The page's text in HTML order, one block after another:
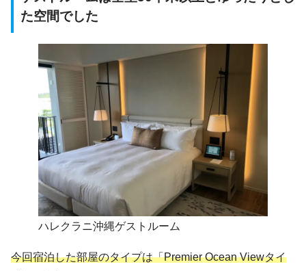
た空間でした
ハレクラニ沖縄ゲストルーム
今回宿泊した部屋のタイプは「Premier Ocean Viewタイ